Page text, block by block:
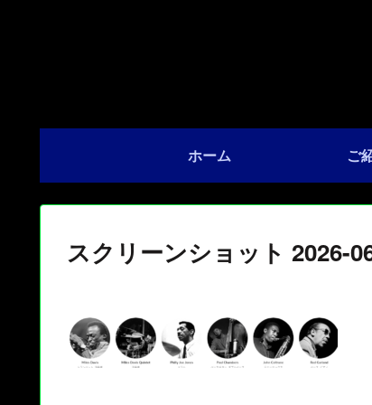
ホーム ご
スクリーンショット 2026-